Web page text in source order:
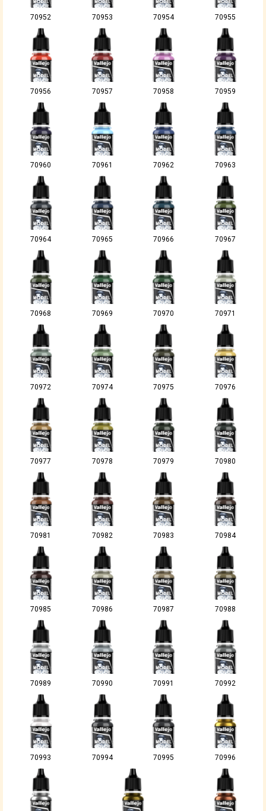
70952 70953 70954 70955
70956 70957 70958 70959
70960 70961 70962 70963
70964 70965 70966 70967
70968 70969 70970 70971
70972 70974 70975 70976
70977 70978 70979 70980
70981 70982 70983 70984
70985 70986 70987 70988
70989 70990 70991 70992
70993 70994 70995 70996